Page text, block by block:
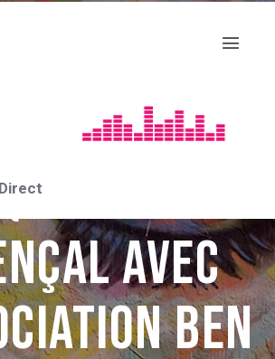
à
le
avec
Ben